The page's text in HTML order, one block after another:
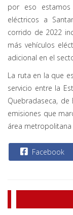
por eso estamos
eléctricos a
corrido de 2022
más vehículos
adicional en el
La ruta en la que
servicio entre la
Quebradaseca,
emisiones que
área
Facebook